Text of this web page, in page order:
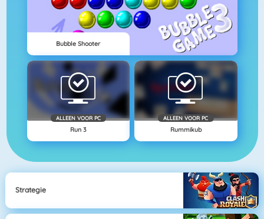
Bubble Shooter
ALLEEN VOOR PC
Run 3
ALLEEN VOOR PC
Rummikub
Strategie